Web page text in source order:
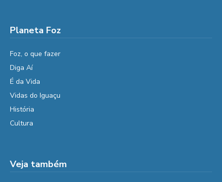
Planeta Foz
Foz, o que fazer
Diga Aí
É da Vida
Vidas do Iguaçu
História
Cultura
Veja também